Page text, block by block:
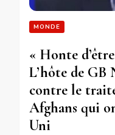
MONDE
« Honte
L’hôte de GB
contre le
Afghans qui
Uni